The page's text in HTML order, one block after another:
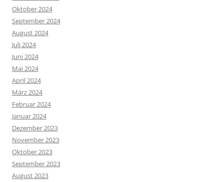
Oktober 2024
September 2024
August 2024
Juli 2024
Juni 2024
Mai 2024
April 2024
März 2024
Februar 2024
Januar 2024
Dezember 2023
November 2023
Oktober 2023
September 2023
August 2023